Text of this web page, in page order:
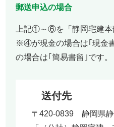
郵送申込の場合
上記①～⑥を「静岡宅建本
※④が現金の場合は｢現金
の場合は｢簡易書留｣です。
送付先
〒420-0839 静岡県